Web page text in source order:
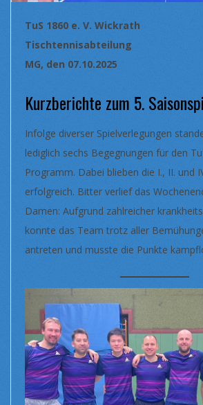
TuS 1860 e. V. Wickrath
Tischtennisabteilung
MG, den 07.10.2025
Kurzberichte zum 5.
Infolge diverser Spielverlegungen
lediglich sechs Begegnungen für den
Programm. Dabei blieben die I., II. und
erfolgreich. Bitter verlief das
Damen: Aufgrund zahlreicher
konnte das Team trotz aller
antreten und musste die Punkte